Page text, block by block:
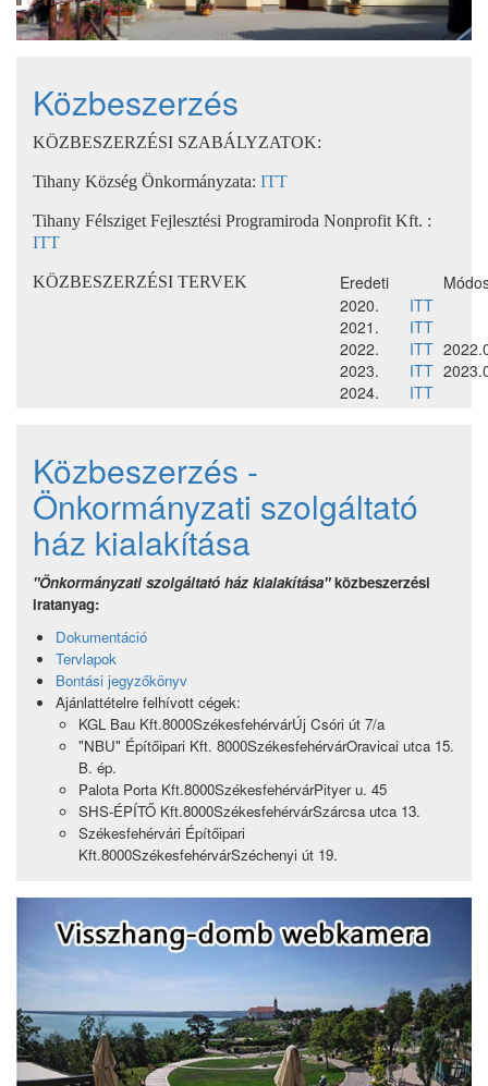
Közbeszerzés
KÖZBESZERZÉSI SZABÁLYZATOK:
Tihany Község Önkormányzata: ITT
Tihany Félsziget Fejlesztési Programiroda Nonprofit Kft. :
ITT
KÖZBESZERZÉSI TERVEK Eredeti
2020.
ITT
2021.
ITT
2022.
ITT
2023.
ITT
2024.
ITT
Közbeszerzés -
Önkormányzati szolgáltató
ház kialakítása
"Önkormányzati szolgáltató ház kialakítása"közbeszerzési
iratanyag:
Dokumentáció
Tervlapok
Bontási jegyzőkönyv
Ajánlattételre felhívott cégek:
KGL Bau Kft.8000SzékesfehérvárÚj Csóri út 7/a
"NBU" Építőipari Kft. 8000SzékesfehérvárOravicai utca 15.
B. ép.
Palota Porta Kft.8000SzékesfehérvárPityer u. 45
SHS-ÉPÍTŐ Kft.8000SzékesfehérvárSzárcsa utca 13.
Székesfehérvári Építőipari
Kft.8000SzékesfehérvárSzéchenyi út 19.